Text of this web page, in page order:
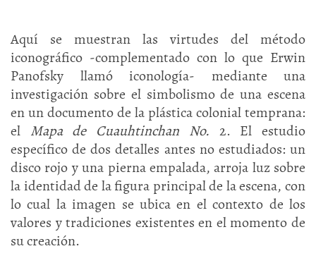
Aquí se muestran las virtudes del método
iconográfico -complementado con lo que Erwin
Panofsky llamó iconología- mediante una
investigación sobre el simbolismo de una escena
en un documento de la plástica colonial temprana:
el Mapa de Cuauhtinchan No. 2. El estudio
específico de dos detalles antes no estudiados: un
disco rojo y una pierna empalada, arroja luz sobre
la identidad de la figura principal de la escena, con
lo cual la imagen se ubica en el contexto de los
valores y tradiciones existentes en el momento de
su creación.